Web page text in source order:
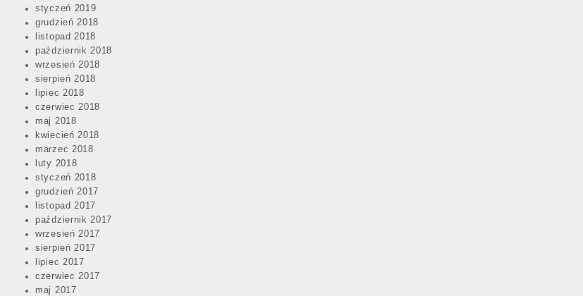
styczeń 2019
grudzień 2018
listopad 2018
październik 2018
wrzesień 2018
sierpień 2018
lipiec 2018
czerwiec 2018
maj 2018
kwiecień 2018
marzec 2018
luty 2018
styczeń 2018
grudzień 2017
listopad 2017
październik 2017
wrzesień 2017
sierpień 2017
lipiec 2017
czerwiec 2017
maj 2017